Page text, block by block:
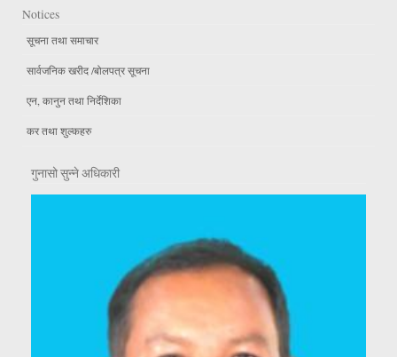
Notices
सूचना तथा समाचार
सार्वजनिक खरीद /बोलपत्र सूचना
एन, कानुन तथा निर्देशिका
कर तथा शुल्कहरु
गुनासो सुन्ने अधिकारी